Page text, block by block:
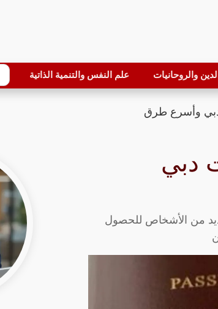
الدين والروحانيات علم النفس والتنمية الذاتية
دبي وأسرع طرق
دبي
من الأشخاص للحصول